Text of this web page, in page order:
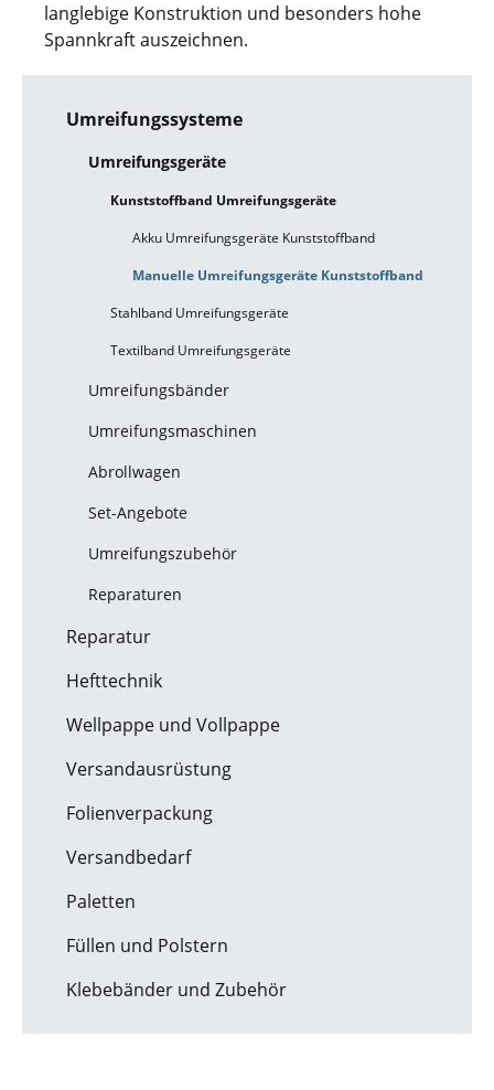
langlebige Konstruktion und besonders hohe
Spannkraft auszeichnen.
Umreifungssysteme
Umreifungsgeräte
Kunststoffband Umreifungsgeräte
Akku Umreifungsgeräte Kunststoffband
Manuelle Umreifungsgeräte Kunststoffband
Stahlband Umreifungsgeräte
Textilband Umreifungsgeräte
Umreifungsbänder
Umreifungsmaschinen
Abrollwagen
Set-Angebote
Umreifungszubehör
Reparaturen
Reparatur
Hefttechnik
Wellpappe und Vollpappe
Versandausrüstung
Folienverpackung
Versandbedarf
Paletten
Füllen und Polstern
Klebebänder und Zubehör